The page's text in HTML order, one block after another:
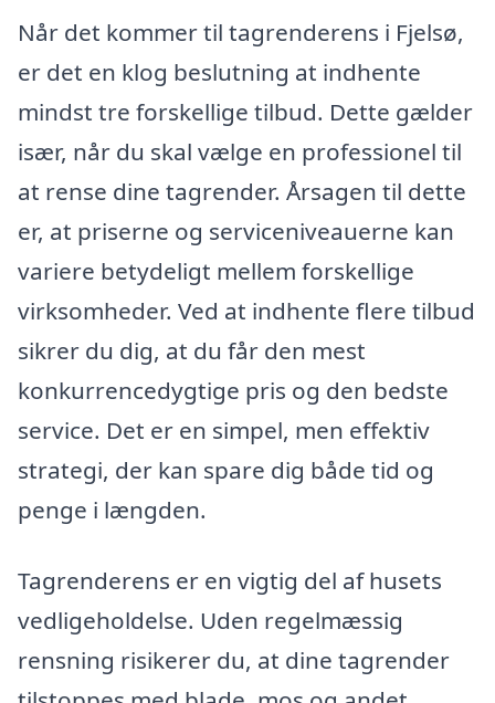
Når det kommer til tagrenderens i Fjelsø,
er det en klog beslutning at indhente
mindst tre forskellige tilbud. Dette gælder
især, når du skal vælge en professionel til
at rense dine tagrender. Årsagen til dette
er, at priserne og serviceniveauerne kan
variere betydeligt mellem forskellige
virksomheder. Ved at indhente flere tilbud
sikrer du dig, at du får den mest
konkurrencedygtige pris og den bedste
service. Det er en simpel, men effektiv
strategi, der kan spare dig både tid og
penge i længden.
Tagrenderens er en vigtig del af husets
vedligeholdelse. Uden regelmæssig
rensning risikerer du, at dine tagrender